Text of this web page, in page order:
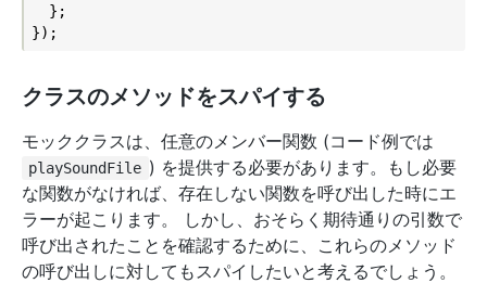
  };
クラスのメソッドをスパイする
モッククラスは、任意のメンバー関数 (コード例では
playSoundFile ) を提供する必要があります。もし必要
な関数がなければ、存在しない関数を呼び出した時にエ
ラーが起こります。 しかし、おそらく期待通りの引数で
呼び出されたことを確認するために、これらのメソッド
の呼び出しに対してもスパイしたいと考えるでしょう。